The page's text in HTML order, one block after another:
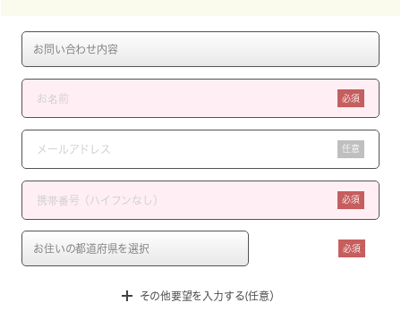
必須
任意
必須
必須
その他要望を入力する(任意）